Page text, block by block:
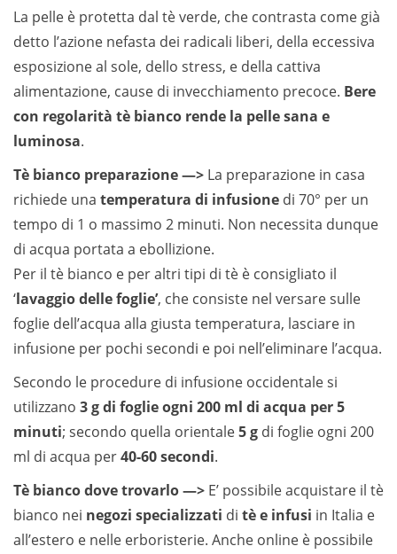
La pelle è protetta dal tè verde, che contrasta come già
detto l’azione nefasta dei radicali liberi, della eccessiva
esposizione al sole, dello stress, e della cattiva
alimentazione, cause di invecchiamento precoce. Bere
con regolarità tè bianco rende la pelle sana e
luminosa.
Tè bianco preparazione —> La preparazione in casa
richiede una temperatura di infusione di 70° per un
tempo di 1 o massimo 2 minuti. Non necessita dunque
di acqua portata a ebollizione.
Per il tè bianco e per altri tipi di tè è consigliato il
‘lavaggio delle foglie’, che consiste nel versare sulle
foglie dell’acqua alla giusta temperatura, lasciare in
infusione per pochi secondi e poi nell’eliminare l’acqua.
Secondo le procedure di infusione occidentale si
utilizzano 3 gdi foglie ogni 200 ml di acqua per 5
minuti; secondo quella orientale5 g di foglie ogni 200
ml di acqua per40-60 secondi.
Tè bianco dove trovarlo —> E’ possibile acquistare il tè
bianco nei negozi specializzati di tè e infusi in Italia e
all’estero e nelle erboristerie. Anche online è possibile